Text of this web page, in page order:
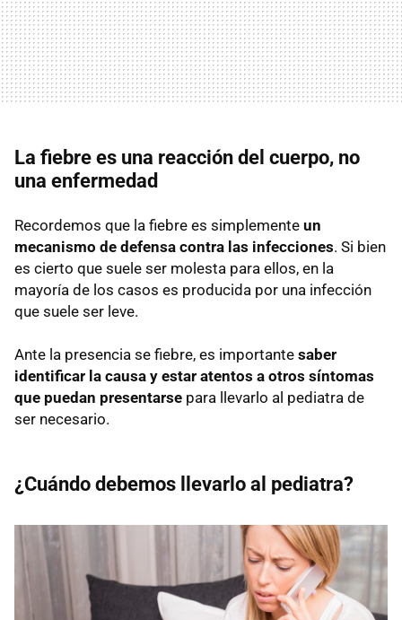
La fiebre es una reacción del cuerpo, no
una enfermedad
Recordemos que la fiebre es simplemente un
mecanismo de defensa contra las infecciones. Si bien
es cierto que suele ser molesta para ellos, en la
mayoría de los casos es producida por una infección
que suele ser leve.
Ante la presencia se fiebre, es importante saber
identificar la causa y estar atentos a otros síntomas
que puedan presentarse para llevarlo al pediatra de
ser necesario.
¿Cuándo debemos llevarlo al pediatra?